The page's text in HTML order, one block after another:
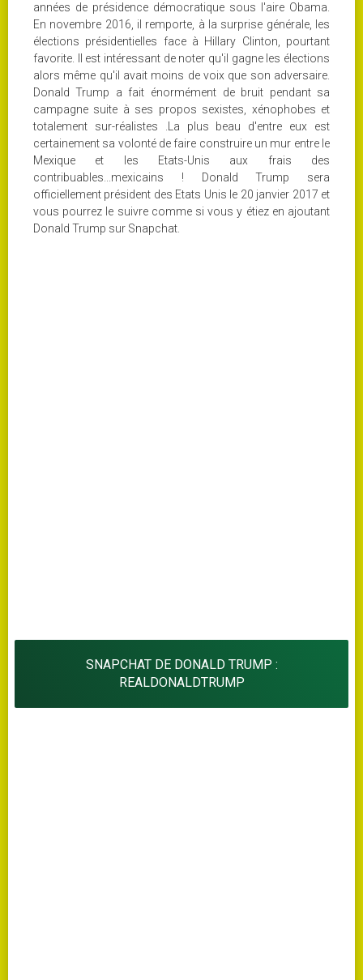
années de présidence démocratique sous l'aire Obama.
En novembre 2016, il remporte, à la surprise générale, les
élections présidentielles face à Hillary Clinton, pourtant
favorite. Il est intéressant de noter qu'il gagne les élections
alors même qu'il avait moins de voix que son adversaire.
Donald Trump a fait énormément de bruit pendant sa
campagne suite à ses propos sexistes, xénophobes et
totalement sur-réalistes .La plus beau d'entre eux est
certainement sa volonté de faire construire un mur entre le
Mexique et les Etats-Unis aux frais des
contribuables...mexicains ! Donald Trump sera
officiellement président des Etats Unis le 20 janvier 2017 et
vous pourrez le suivre comme si vous y étiez en ajoutant
Donald Trump sur Snapchat.
SNAPCHAT DE DONALD TRUMP :
REALDONALDTRUMP